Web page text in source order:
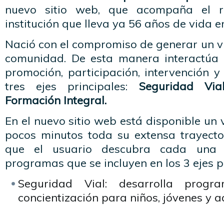
nuevo sitio web, que acompaña el
institución que lleva ya 56 años de vida
Nació con el compromiso de generar un
comunidad. De esta manera
promoción, participación, intervención
tres ejes principales: Seguridad
Formación Integral.
En el nuevo sitio web está disponible un
pocos minutos toda su extensa
que el usuario descubra cada
programas que se incluyen en los 3 ejes
Seguridad Vial: desarrolla
concientización para niños, jóvenes y